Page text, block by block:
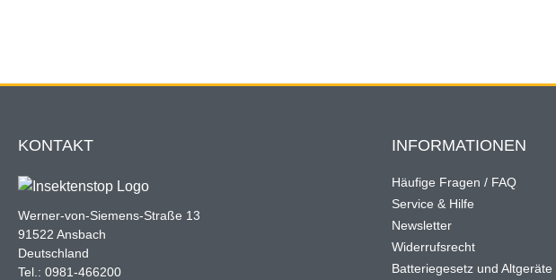
KONTAKT
Werner-von-Siemens-Straße 13
91522 Ansbach
Deutschland
Tel.: 0981-466200
INFORMATIONEN
Häufige Fragen / FAQ
Service & Hilfe
Newsletter
Widerrufsrecht
Batteriegesetz und Altgeräte